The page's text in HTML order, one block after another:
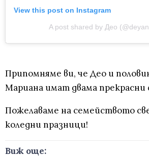
View this post on Instagram
A post shared by Део
Припомняме ви, че Део и
Мариана имат двама прекрасни
Пожелаваме на семейството
коледни празници!
Виж още: